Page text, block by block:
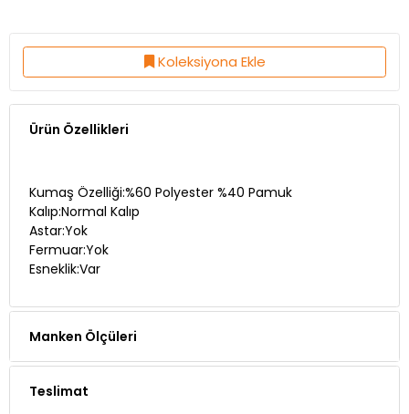
Koleksiyona Ekle
Ürün Özellikleri
Kumaş Özelliği:%60 Polyester %40 Pamuk
Kalıp:Normal Kalıp
Astar:Yok
Fermuar:Yok
Esneklik:Var
Manken Ölçüleri
Teslimat